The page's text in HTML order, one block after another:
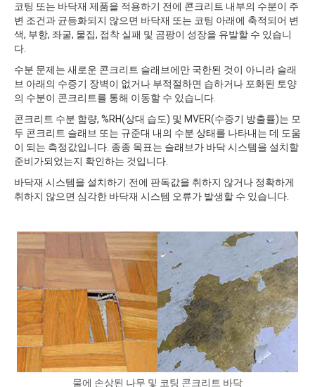
코팅 또는 바닥재 제품을 적용하기 전에 콘크리트 내부의 수분이 주
변 조건과 균등화되지 않으면 바닥재 또는 코팅 아래에 축적되어 변
색, 부항, 좌굴, 물집, 접착 실패 및 곰팡이 성장을 유발할 수 있습니
다.
수분 문제는 새로운 콘크리트 슬래브에만 국한된 것이 아니라 슬래
브 아래의 수증기 장벽이 없거나 부적절하면 습하거나 포화된 토양
의 수분이 콘크리트를 통해 이동할 수 있습니다.
콘크리트 수분 함량, %RH(상대 습도) 및 MVER(수증기 방출률)는 모
두 콘크리트 슬래브 또는 규준대 내의 수분 상태를 나타내는 데 도움
이 되는 측정값입니다. 종종 목표는 슬래브가 바닥 시스템을 설치할
준비가되었는지 확인하는 것입니다.
바닥재 시스템을 설치하기 전에 판독값을 취하지 않거나 정확하게
취하지 않으면 심각한 바닥재 시스템 오류가 발생할 수 있습니다.
물에 손상된 나무 및 코팅 콘크리트 바닥